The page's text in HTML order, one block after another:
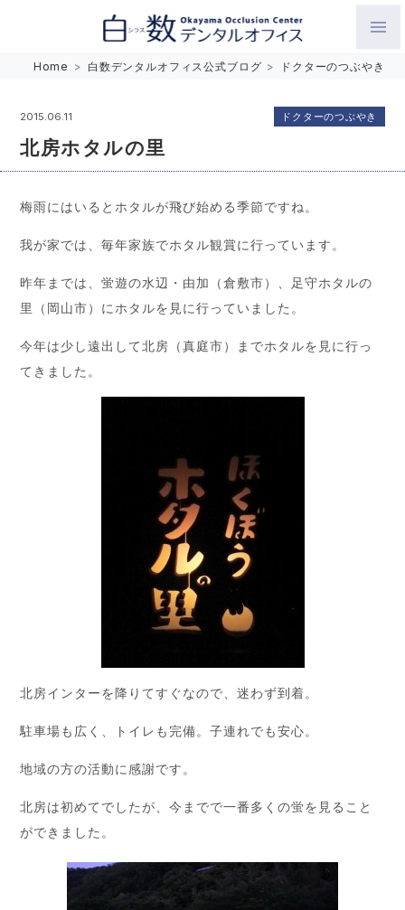
Home > 白数デンタルオフィス公式ブログ > ドクターのつぶやき
2015.06.11
北房ホタルの里
ドクターのつぶやき
梅雨にはいるとホタルが飛び始める季節ですね。
我が家では、毎年家族でホタル観賞に行っています。
昨年までは、蛍遊の水辺・由加（倉敷市）、足守ホタルの
里（岡山市）にホタルを見に行っていました。
今年は少し遠出して北房（真庭市）までホタルを見に行っ
てきました。
北房インターを降りてすぐなので、迷わず到着。
駐車場も広く、トイレも完備。子連れでも安心。
地域の方の活動に感謝です。
北房は初めてでしたが、今までで一番多くの蛍を見ること
ができました。